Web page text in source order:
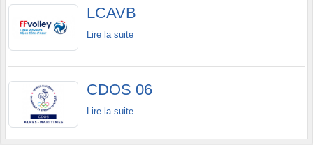
LCAVB
Lire la suite
CDOS 06
Lire la suite